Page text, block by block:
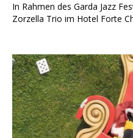
In Rahmen des Garda Jazz
Zorzella Trio im Hotel Forte